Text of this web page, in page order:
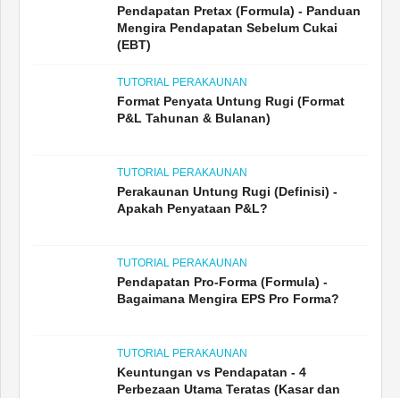
Pendapatan Pretax (Formula) - Panduan
Mengira Pendapatan Sebelum Cukai
(EBT)
TUTORIAL PERAKAUNAN
Format Penyata Untung Rugi (Format
P&L Tahunan & Bulanan)
TUTORIAL PERAKAUNAN
Perakaunan Untung Rugi (Definisi) -
Apakah Penyataan P&L?
TUTORIAL PERAKAUNAN
Pendapatan Pro-Forma (Formula) -
Bagaimana Mengira EPS Pro Forma?
TUTORIAL PERAKAUNAN
Keuntungan vs Pendapatan - 4
Perbezaan Utama Teratas (Kasar dan